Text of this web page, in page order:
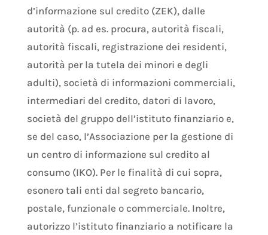
d’informazione sul credito (ZEK), dalle
autorità (p. ad es. procura, autorità fiscali,
autorità fiscali, registrazione dei residenti,
autorità per la tutela dei minori e degli
adulti), società di informazioni commerciali,
intermediari del credito, datori di lavoro,
società del gruppo dell’istituto finanziario e,
se del caso, l’Associazione per la gestione di
un centro di informazione sul credito al
consumo (IKO). Per le finalità di cui sopra,
esonero tali enti dal segreto bancario,
postale, funzionale o commerciale. Inoltre,
autorizzo l’istituto finanziario a notificare la